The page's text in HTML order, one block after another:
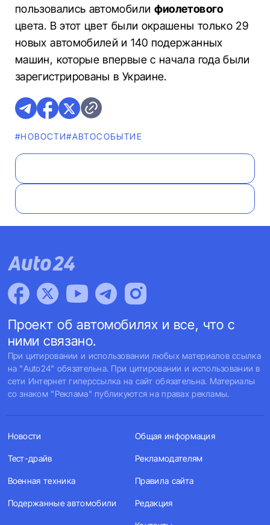
пользовались автомобили фиолетового
цвета. В этот цвет были окрашены только 29
новых автомобилей и 140 подержанных
машин, которые впервые с начала года были
зарегистрированы в Украине.
#НОВОСТИ#АВТОСОБЫТИЕ
Проект об автомобилях и все, что с
ними связано.
При цитировании и использовании любых материалов ссылка
на "Auto24" обязательна. При цитировании и использовании в
сети Интернет гиперссылка на сайт обязательна. Материалы
со знаком "Реклама" публикуются на правах рекламы.
Новости
Тест-драйв
Военная техника
Подержанные автомобили
Общая информация
Рекламодателям
Правила сайта
Редакция